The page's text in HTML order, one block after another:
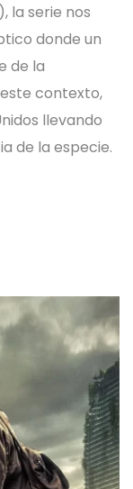
la serie nos
donde un
de la
contexto,
llevando
de la especie.